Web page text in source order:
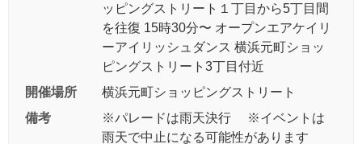
ッピングストリート１丁目から5丁目間
を往復 15時30分〜 オープンエアケイリ
ーアイリッシュダンス 横浜元町ショッ
ピングストリート3丁目付近
開催場所
横浜元町ショッピングストリート
備考
※パレードは雨天決行 ※イベントは
雨天で中止になる可能性があります